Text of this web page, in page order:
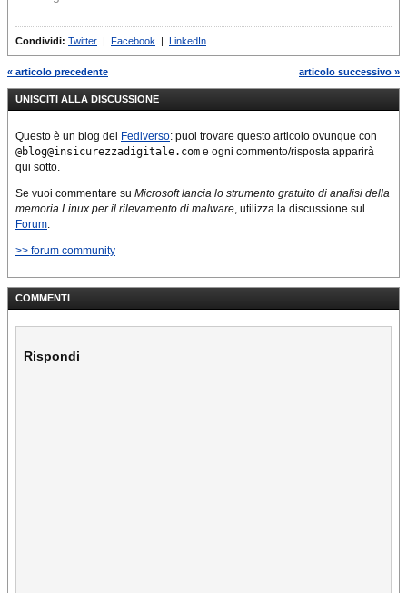
Condividi: Twitter | Facebook | LinkedIn
« articolo precedente articolo successivo »
UNISCITI ALLA DISCUSSIONE
Questo è un blog del Fediverso: puoi trovare questo articolo ovunque con
@blog@insicurezzadigitale.com e ogni commento/risposta apparirà
qui sotto.
Se vuoi commentare su Microsoft lancia lo strumento gratuito di analisi della
memoria Linux per il rilevamento di malware, utilizza la discussione sul
Forum.
>> forum community
COMMENTI
Rispondi